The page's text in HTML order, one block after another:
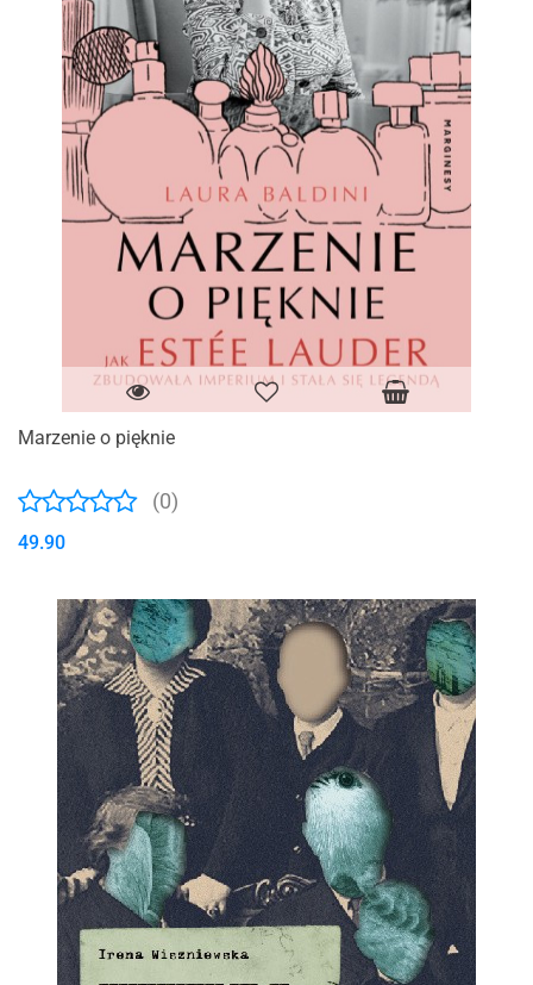
Marzenie o pięknie
(0)
49.90